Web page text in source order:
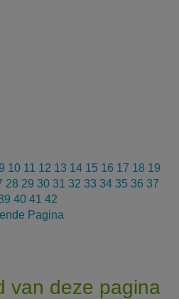
10 11 12 13 14 15 16 17 18 19
28 29 30 31 32 33 34 35 36 37
40 41 42
Pagina
van deze pagina